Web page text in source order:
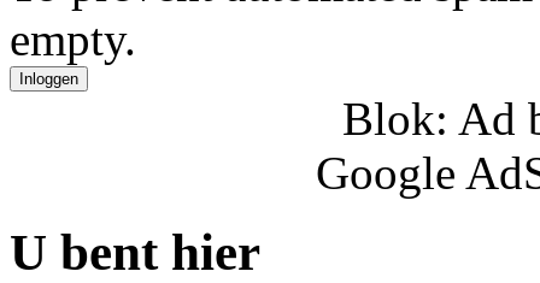
empty.
Blok: Ad
Google
U bent hier